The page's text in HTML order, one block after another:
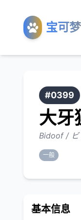
宝可
#0399
大牙
Bidoof / ビ
一般
基本信息